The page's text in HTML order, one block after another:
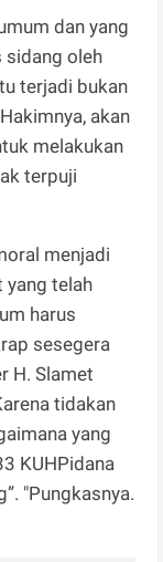
dan yang
sidang oleh
terjadi bukan
akan
melakukan
terpuji
menjadi
yang telah
harus
sesegera
H. Slamet
tidakan
yang
KUHPidana
"Pungkasnya.